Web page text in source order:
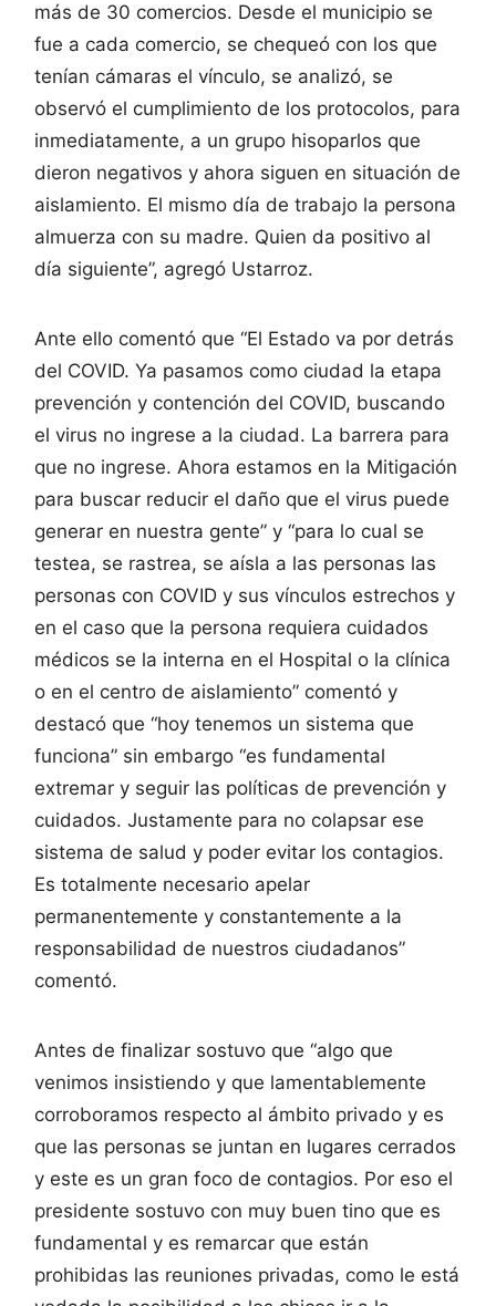
más de 30 comercios. Desde el municipio se
fue a cada comercio, se chequeó con los que
tenían cámaras el vínculo, se analizó, se
observó el cumplimiento de los protocolos, para
inmediatamente, a un grupo hisoparlos que
dieron negativos y ahora siguen en situación de
aislamiento. El mismo día de trabajo la persona
almuerza con su madre. Quien da positivo al
día siguiente”, agregó Ustarroz.
Ante ello comentó que “El Estado va por detrás
del COVID. Ya pasamos como ciudad la etapa
prevención y contención del COVID, buscando
el virus no ingrese a la ciudad. La barrera para
que no ingrese. Ahora estamos en la Mitigación
para buscar reducir el daño que el virus puede
generar en nuestra gente” y “para lo cual se
testea, se rastrea, se aísla a las personas las
personas con COVID y sus vínculos estrechos y
en el caso que la persona requiera cuidados
médicos se la interna en el Hospital o la clínica
o en el centro de aislamiento” comentó y
destacó que “hoy tenemos un sistema que
funciona” sin embargo “es fundamental
extremar y seguir las políticas de prevención y
cuidados. Justamente para no colapsar ese
sistema de salud y poder evitar los contagios.
Es totalmente necesario apelar
permanentemente y constantemente a la
responsabilidad de nuestros ciudadanos”
comentó.
Antes de finalizar sostuvo que “algo que
venimos insistiendo y que lamentablemente
corroboramos respecto al ámbito privado y es
que las personas se juntan en lugares cerrados
y este es un gran foco de contagios. Por eso el
presidente sostuvo con muy buen tino que es
fundamental y es remarcar que están
prohibidas las reuniones privadas, como le está